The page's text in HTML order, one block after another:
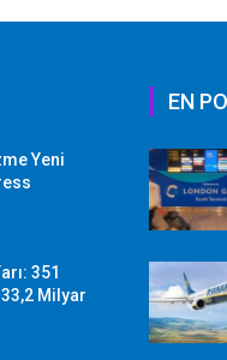
Yeni
351
Milyar
EN